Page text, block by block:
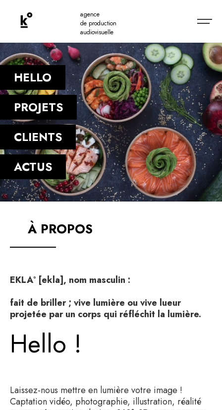
agence
de production
audiovisuelle
HELLO
PROJETS
CLIENTS
ACTUS
À PROPOS
EKLA° [ekla], nom masculin :
fait de briller ; vive lumière ou vive lueur
projetée par un corps qui réfléchit la lumière.
Hello !
Laissez-nous mettre en lumière votre image !
Captation vidéo, photographie, illustration, réalité